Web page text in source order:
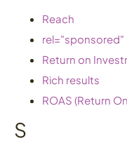
Reach
rel="sponsored"
Return on
Rich results
ROAS (Return
S